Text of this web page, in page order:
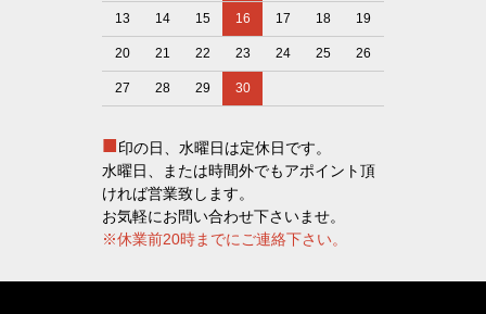
13 14 15 16 17 18 19
20 21 22 23 24 25 26
27 28 29 30
■印の日、水曜日は定休日です。
水曜日、または時間外でもアポイント頂
ければ営業致します。
お気軽にお問い合わせ下さいませ。
※休業前20時までにご連絡下さい。